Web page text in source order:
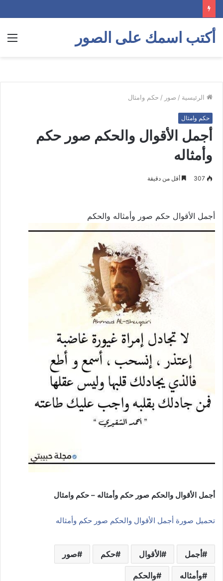
أكتب اسمك على الصور
الرئيسية / صور / حكم وامثال
حكم وامثال
أجمل الأقوال والحكم صور حكم
وأمثاله
307 أقل من دقيقة
أجمل الأقوال حكم صور وأمثاله والحكم
أجمل الأقوال والحكم صور حكم وأمثاله – حكم وامثال
تحميل صورة أجمل الأقوال والحكم صور حكم وأمثاله
أجمل الأقوال حكم صور
وأمثاله والحكم